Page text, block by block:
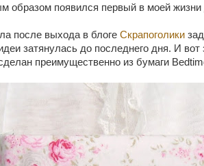
образом появился первый в моей жизни
после выхода в блоге Скрапоголики
затянулась до последнего дня. И
преимущественно из бумаги